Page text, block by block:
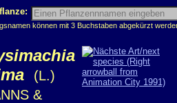
können mit 3 Buchstaben abgekürzt
(L.)
&